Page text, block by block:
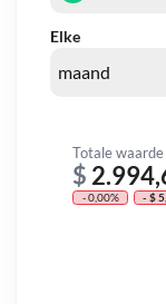
Elke
Totale waarde
$
- 0,00% - $